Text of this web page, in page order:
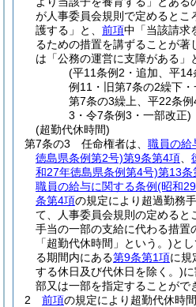
が人事委員会規則で定めるとこ
護する」と、 前項中「当該請求
るための措置を講ずることが著
は「公務の運営に支障がある」
(平11条例2・追加、平
例11・旧第7条の2繰下
第7条の3繰上、平22条
3・令7条例3・一部改正)
(超勤代休時間)
第7条の3
任命権者は、 職員の給
徳島県条例第2号)第9条第4項
和27年徳島県条例第4号)第13条
職員の給与に関する条例(昭和
条第4項の規定により超過勤務
て、人事委員会規則の定めると
手当の一部の支給に代わる措置
「超勤代休時間」という。)と
る期間内にある第9条第1項に規
する休日及び代休日を除く。)
部又は一部を指定することがで
2
前項の規定により超勤代休時